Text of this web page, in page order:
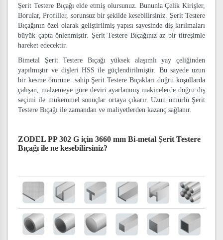
Şerit Testere Bıçağı elde etmiş olursunuz. Bununla Çelik Kirişler,
Borular, Profiller, sorunsuz bir şekilde kesebilirsiniz. Şerit Testere
Bıçağının özel olarak geliştirilmiş yapısı sayesinde diş kırılmaları
büyük çapta önlenmiştir. Şerit Testere Bıçağınız az bir titreşimle
hareket edecektir.
Bimetal Şerit Testere Bıçağı yüksek alaşımlı yay çeliğinden
yapılmıştır ve dişleri HSS ile güçlendirilmiştir. Bu sayede uzun
bir kesme ömrüne sahip Şerit Testere Bıçakları doğru koşullarda
çalışan, malzemeye göre deviri ayarlanmış makinelerde doğru diş
seçimi ile mükemmel sonuçlar ortaya çıkarır. Uzun ömürlü Şerit
Testere Bıçağı ile zamandan ve maliyetlerden kazanç sağlanır.
ZODEL PP 302 G için 3660 mm Bi-metal Şerit Testere
Bıçağı ile ne kesebilirsiniz?